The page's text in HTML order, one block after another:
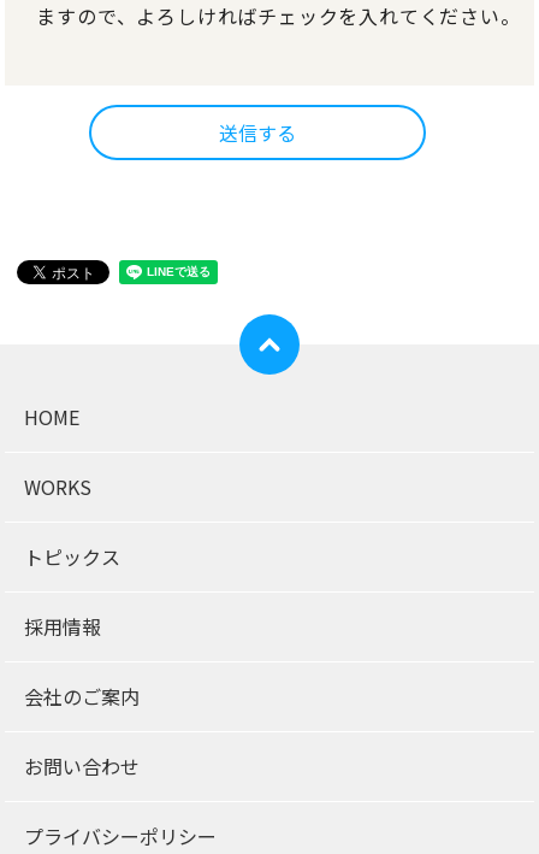
ますので、よろしければチェックを入れてください。
HOME
WORKS
トピックス
採用情報
会社のご案内
お問い合わせ
プライバシーポリシー